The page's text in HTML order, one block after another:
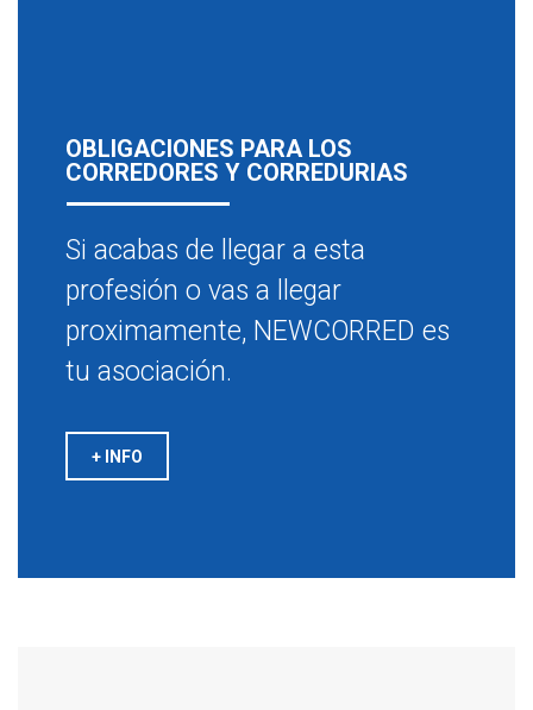
OBLIGACIONES PARA LOS
CORREDORES Y CORREDURIAS
Si acabas de llegar a esta
profesión o vas a llegar
proximamente, NEWCORRED es
tu asociación.
+ INFO